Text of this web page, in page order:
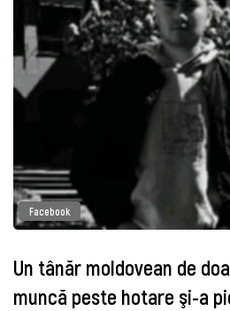
Facebook
Un tânăr moldovean de
muncă peste hotare şi-a